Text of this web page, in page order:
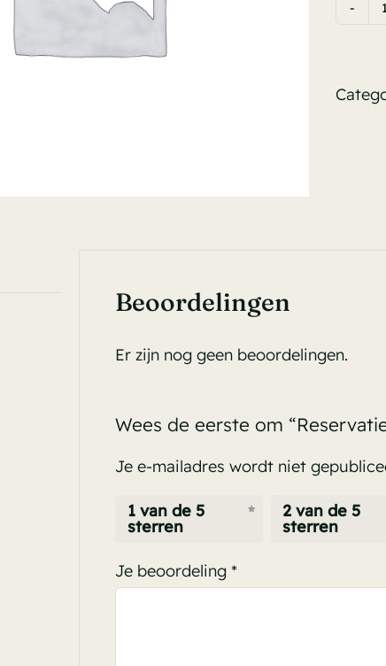
Beoordelingen
Er zijn nog geen beoordelingen.
Wees de eerste om
Je e-mailadres wordt niet
1 van de 5
sterren
2 van de 5
sterren
Je beoordeling *